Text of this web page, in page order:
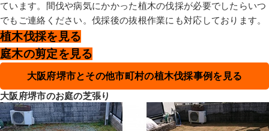
ています。間伐や病気にかかった植木の伐採が必要でしたらいつ
でもご連絡ください。伐採後の抜根作業にも対応しております。
植木伐採を見る
庭木の剪定を見る
大阪府堺市とその他市町村の植木伐採事例を見る
大阪府堺市のお庭の芝張り